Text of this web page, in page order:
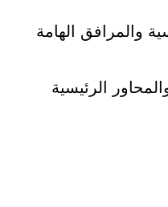
والمرافق الهامة
الرئيسية